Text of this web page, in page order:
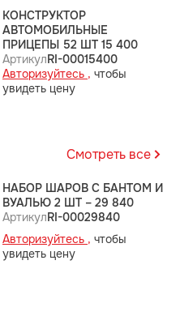
КОНСТРУКТОР
АВТОМОБИЛЬНЫЕ
ПРИЦЕПЫ 52 ШТ 15 400
АртикулRI-00015400
Авторизуйтесь , чтобы
увидеть цену
Смотреть все
НАБОР ШАРОВ С БАНТОМ И
ВУАЛЬЮ 2 ШТ – 29 840
АртикулRI-00029840
Авторизуйтесь , чтобы
увидеть цену